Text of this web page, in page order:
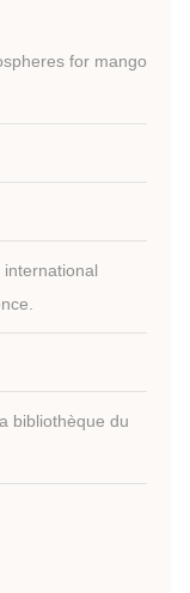
for mango
bibliothèque du